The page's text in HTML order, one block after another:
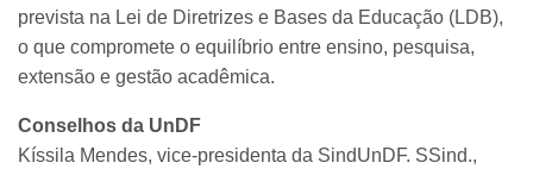
prevista na Lei de Diretrizes e Bases da Educação (LDB),
o que compromete o equilíbrio entre ensino, pesquisa,
extensão e gestão acadêmica.
Conselhos da UnDF
Kíssila Mendes, vice-presidenta da SindUnDF. SSind.,